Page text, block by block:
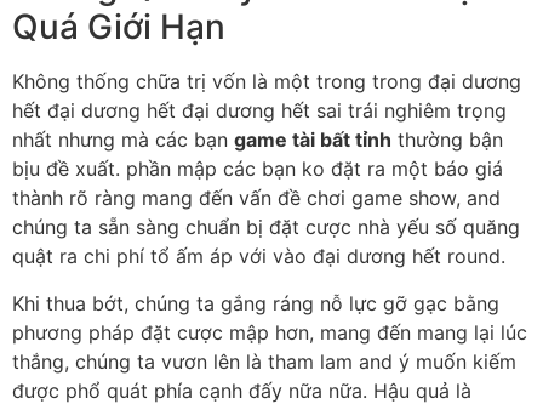
Quá Giới Hạn
Không thống chữa trị vốn là một trong trong đại dương
hết đại dương hết đại dương hết sai trái nghiêm trọng
nhất nhưng mà các bạn game tài bất tỉnh thường bận
bịu đề xuất. phần mập các bạn ko đặt ra một báo giá
thành rõ ràng mang đến vấn đề chơi game show, and
chúng ta sẵn sàng chuẩn bị đặt cược nhà yếu số quăng
quật ra chi phí tổ ấm áp với vào đại dương hết round.
Khi thua bớt, chúng ta gắng ráng nỗ lực gỡ gạc bằng
phương pháp đặt cược mập hơn, mang đến mang lại lúc
thắng, chúng ta vươn lên là tham lam and ý muốn kiếm
được phổ quát phía cạnh đấy nữa nữa. Hậu quả là